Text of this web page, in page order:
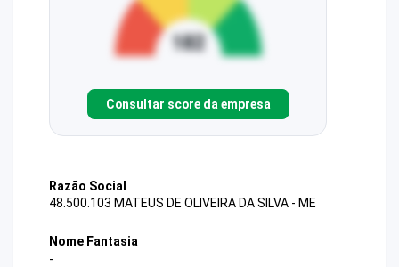
Consultar score da empresa
Razão Social
48.500.103 MATEUS DE OLIVEIRA DA SILVA - ME
Nome Fantasia
-